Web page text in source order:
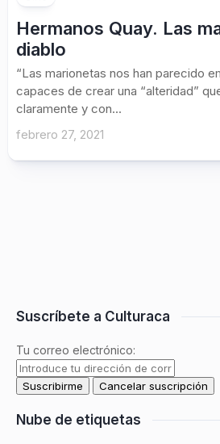
Hermanos Quay. Las
diablo
“Las marionetas nos han parecido
capaces de crear una “alteridad”
claramente y con...
febrero 27, 2021
Suscríbete a Culturaca
Tu correo electrónico:
Nube de etiquetas